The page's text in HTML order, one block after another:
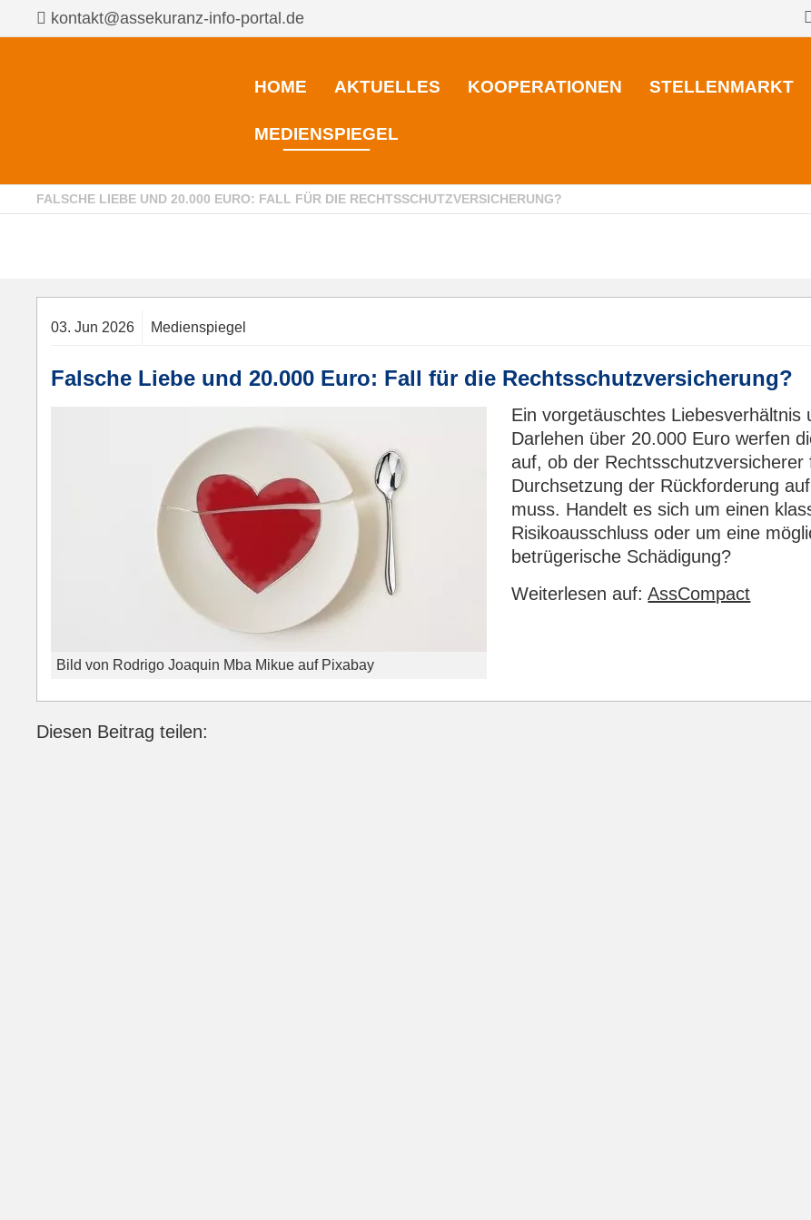
kontakt@assekuranz-info-portal.de
HOME AKTUELLES KOOPERATIONEN STELLENMARKT
MEDIENSPIEGEL
FALSCHE LIEBE UND 20.000 EURO: FALL FÜR DIE RECHTSSCHUTZVERSICHERUNG?
03. Jun 2026 Medienspiegel
Falsche Liebe und 20.000 Euro: Fall für die Rechtsschutzversicherung?
Bild von Rodrigo Joaquin Mba Mikue auf Pixabay
Ein vorgetäuschtes Liebesverhältnis
Darlehen über 20.000 Euro werfen
auf, ob der Rechtsschutzversicherer
Durchsetzung der Rückforderung
muss. Handelt es sich um einen
Risikoausschluss oder um eine
betrügerische Schädigung?
Weiterlesen auf:AssCompact
Diesen Beitrag teilen: